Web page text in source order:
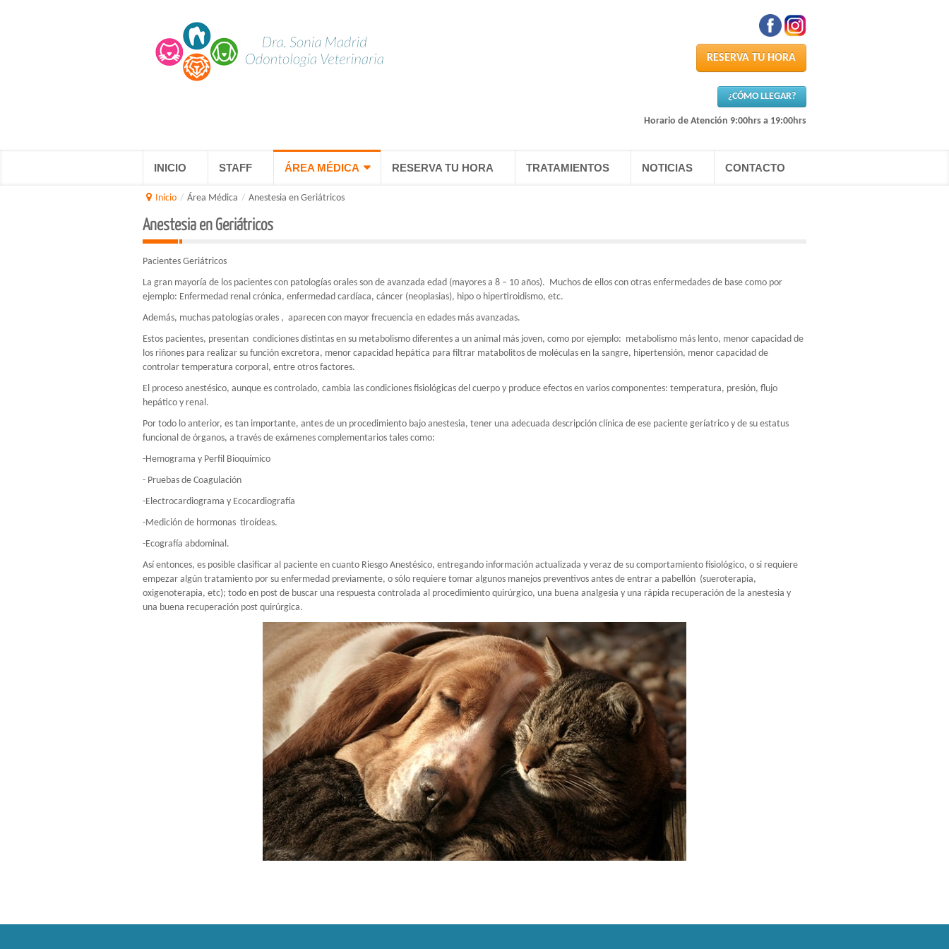
RESERVA TU HORA
¿CÓMO LLEGAR?
Horario de Atención 9:00hrs a 19:00hrs
INICIO STAFF ÁREA MÉDICA RESERVA TU HORA TRATAMIENTOS NOTICIAS CONTACTO
Inicio / Área Médica / Anestesia en Geriátricos
Anestesia en Geriátricos
Pacientes Geriátricos
La gran mayoría de los pacientes con patologías orales son de avanzada edad (mayores a 8 – 10 años). Muchos de ellos con otras enfermedades de base como por
ejemplo: Enfermedad renal crónica, enfermedad cardíaca, cáncer (neoplasias), hipo o hipertiroidismo, etc.
Además, muchas patologías orales , aparecen con mayor frecuencia en edades más avanzadas.
Estos pacientes, presentan condiciones distintas en su metabolismo diferentes a un animal más joven, como por ejemplo: metabolismo más lento, menor capacidad de
los riñones para realizar su función excretora, menor capacidad hepática para filtrar matabolitos de moléculas en la sangre, hipertensión, menor capacidad de
controlar temperatura corporal, entre otros factores.
El proceso anestésico, aunque es controlado, cambia las condiciones fisiológicas del cuerpo y produce efectos en varios componentes: temperatura, presión, flujo
hepático y renal.
Por todo lo anterior, es tan importante, antes de un procedimiento bajo anestesia, tener una adecuada descripción clínica de ese paciente geríatrico y de su estatus
funcional de órganos, a través de exámenes complementarios tales como:
-Hemograma y Perfil Bioquímico
- Pruebas de Coagulación
-Electrocardiograma y Ecocardiografía
-Medición de hormonas tiroídeas.
-Ecografía abdominal.
Así entonces, es posible clasificar al paciente en cuanto Riesgo Anestésico, entregando información actualizada y veraz de su comportamiento fisiológico, o si requiere
empezar algún tratamiento por su enfermedad previamente, o sólo requiere tomar algunos manejos preventivos antes de entrar a pabellón (sueroterapia,
oxigenoterapia, etc); todo en post de buscar una respuesta controlada al procedimiento quirúrgico, una buena analgesia y una rápida recuperación de la anestesia y
una buena recuperación post quirúrgica.